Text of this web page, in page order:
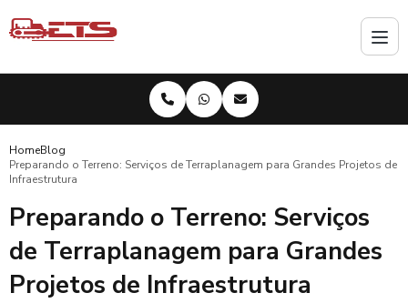
HomeBlog
Preparando o Terreno: Serviços de Terraplanagem para Grandes Projetos de
Infraestrutura
Preparando o Terreno: Serviços
de Terraplanagem para Grandes
Projetos de Infraestrutura